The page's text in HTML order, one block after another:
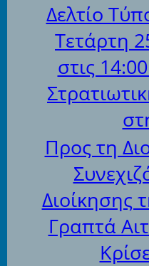
Δελτίο
Τετάρτη
στις
Προς τη
Διοίκησης
Γραπτά